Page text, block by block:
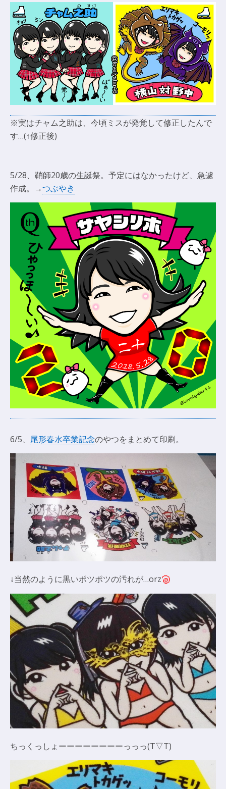
※実はチャム之助は、今頃ミスが発覚して修正したんで
す…(↑修正後)
5/28、鞘師20歳の生誕祭。予定にはなかったけど、急遽
作成。→つぶやき
6/5、 尾形春水卒業記念のやつをまとめて印刷。
↓当然のように黒いポツポツの汚れが…orz
ちっくっしょーーーーーーーーっっっ(T▽T)